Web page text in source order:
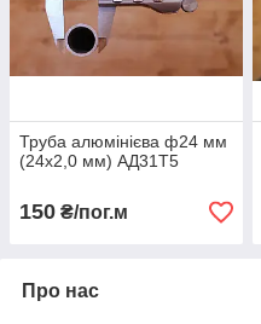
Труба алюмінієва ф24 мм
(24х2,0 мм) АД31Т5
150 ₴/пог.м
Про нас